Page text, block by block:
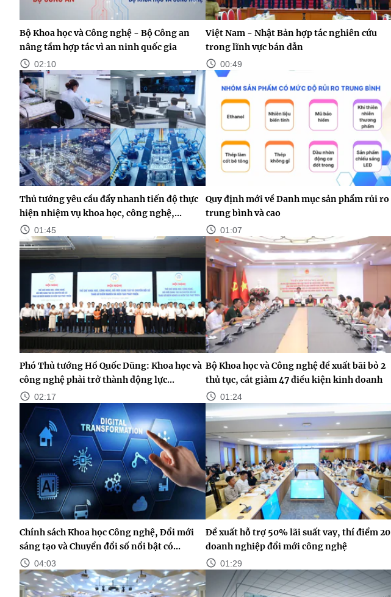
Bộ Khoa học và Công nghệ - Bộ Công an
nâng tầm hợp tác vì an ninh quốc gia
02:10
Việt Nam - Nhật Bản hợp tác nghiên cứu
trong lĩnh vực bán dẫn
00:49
Thủ tướng yêu cầu đẩy nhanh tiến độ thực
hiện nhiệm vụ khoa học, công nghệ,...
01:45
Quy định mới về Danh mục sản phẩm rủi ro
trung bình và cao
01:07
Phó Thủ tướng Hồ Quốc Dũng: Khoa học và
công nghệ phải trở thành động lực...
02:17
Bộ Khoa học và Công nghệ đề xuất bãi bỏ 2
thủ tục, cắt giảm 47 điều kiện kinh doanh
01:24
Chính sách Khoa học Công nghệ, Đổi mới
sáng tạo và Chuyển đổi số nổi bật có...
04:03
Đề xuất hỗ trợ 50% lãi suất vay, thí điểm 20
doanh nghiệp đổi mới công nghệ
01:29